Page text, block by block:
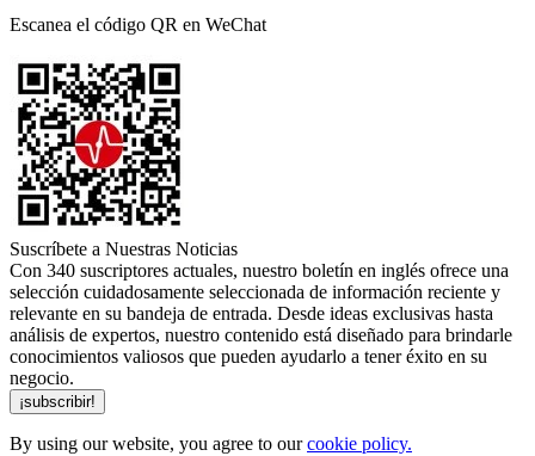
Escanea el código QR en WeChat
Suscríbete a Nuestras Noticias
Con 340 suscriptores actuales, nuestro boletín en inglés ofrece una
selección cuidadosamente seleccionada de información reciente y
relevante en su bandeja de entrada. Desde ideas exclusivas hasta
análisis de expertos, nuestro contenido está diseñado para brindarle
conocimientos valiosos que pueden ayudarlo a tener éxito en su
negocio.
By using our website, you agree to ourcookie policy.